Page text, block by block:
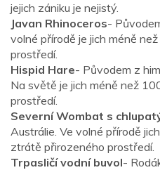
jejich zániku je nejistý.
Javan Rhinoceros-
volné přírodě je jich méně
prostředí.
Hispid Hare- Původem z
Na světě je jich méně než
prostředí.
Severní Wombat s
Austrálie. Ve volné přírodě
ztrátě přirozeného prostředí.
Trpasličí vodní buvol-